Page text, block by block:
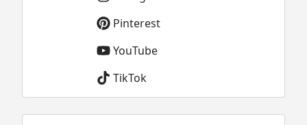
Pinterest
YouTube
TikTok